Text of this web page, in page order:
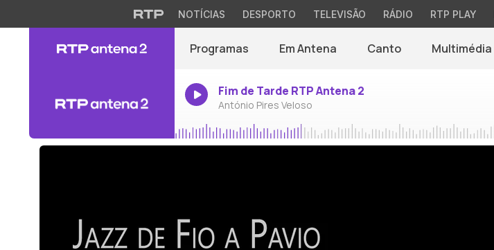
NOTÍCIAS DESPORTO TELEVISÃO RÁDIO RTP PLAY
Programas Em Antena Canto Multimédia
Fim de Tarde RTP Antena 2
António Pires Veloso